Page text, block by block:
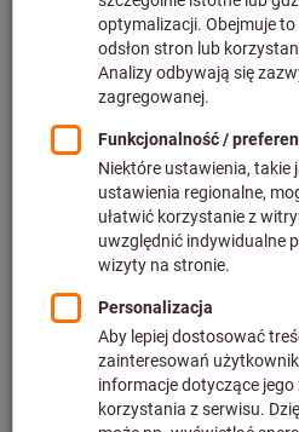
Belgium
Bosnia-Herzegovina
Bulgaria